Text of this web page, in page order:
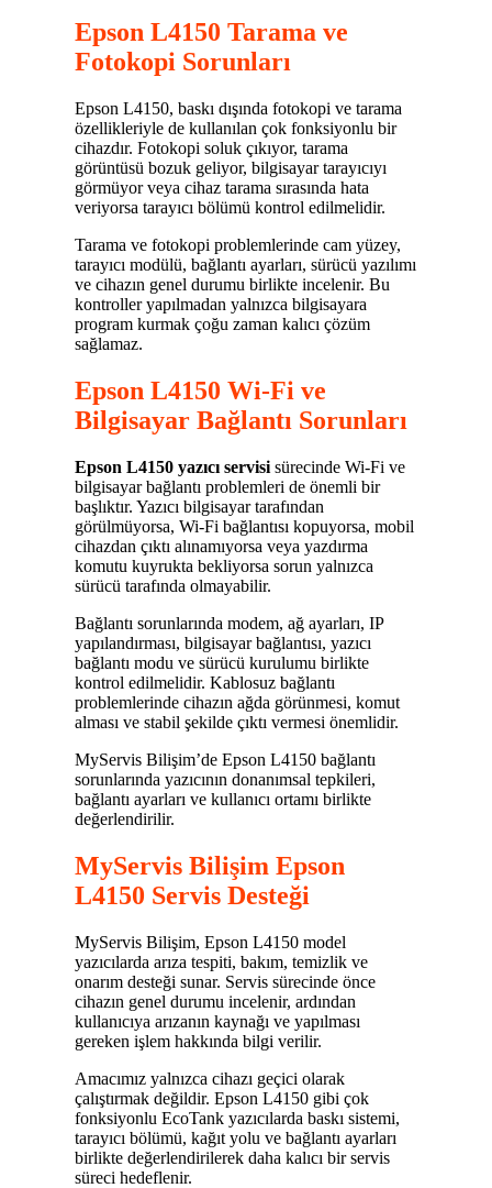
Epson L4150 Tarama ve
Fotokopi Sorunları
Epson L4150, baskı dışında fotokopi ve tarama
özellikleriyle de kullanılan çok fonksiyonlu bir
cihazdır. Fotokopi soluk çıkıyor, tarama
görüntüsü bozuk geliyor, bilgisayar tarayıcıyı
görmüyor veya cihaz tarama sırasında hata
veriyorsa tarayıcı bölümü kontrol edilmelidir.
Tarama ve fotokopi problemlerinde cam yüzey,
tarayıcı modülü, bağlantı ayarları, sürücü yazılımı
ve cihazın genel durumu birlikte incelenir. Bu
kontroller yapılmadan yalnızca bilgisayara
program kurmak çoğu zaman kalıcı çözüm
sağlamaz.
Epson L4150 Wi-Fi ve
Bilgisayar Bağlantı Sorunları
Epson L4150 yazıcı servisi sürecinde Wi-Fi ve
bilgisayar bağlantı problemleri de önemli bir
başlıktır. Yazıcı bilgisayar tarafından
görülmüyorsa, Wi-Fi bağlantısı kopuyorsa, mobil
cihazdan çıktı alınamıyorsa veya yazdırma
komutu kuyrukta bekliyorsa sorun yalnızca
sürücü tarafında olmayabilir.
Bağlantı sorunlarında modem, ağ ayarları, IP
yapılandırması, bilgisayar bağlantısı, yazıcı
bağlantı modu ve sürücü kurulumu birlikte
kontrol edilmelidir. Kablosuz bağlantı
problemlerinde cihazın ağda görünmesi, komut
alması ve stabil şekilde çıktı vermesi önemlidir.
MyServis Bilişim’de Epson L4150 bağlantı
sorunlarında yazıcının donanımsal tepkileri,
bağlantı ayarları ve kullanıcı ortamı birlikte
değerlendirilir.
MyServis Bilişim Epson
L4150 Servis Desteği
MyServis Bilişim, Epson L4150 model
yazıcılarda arıza tespiti, bakım, temizlik ve
onarım desteği sunar. Servis sürecinde önce
cihazın genel durumu incelenir, ardından
kullanıcıya arızanın kaynağı ve yapılması
gereken işlem hakkında bilgi verilir.
Amacımız yalnızca cihazı geçici olarak
çalıştırmak değildir. Epson L4150 gibi çok
fonksiyonlu EcoTank yazıcılarda baskı sistemi,
tarayıcı bölümü, kağıt yolu ve bağlantı ayarları
birlikte değerlendirilerek daha kalıcı bir servis
süreci hedeflenir.